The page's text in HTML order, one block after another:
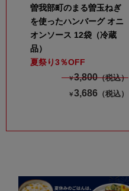
曽我部町のまる曽玉ねぎ
を使ったハンバーグ オニ
オンソース 12袋（冷蔵
品）
夏祭り3％OFF
￥3,800（税込）
￥3,686 （税込）